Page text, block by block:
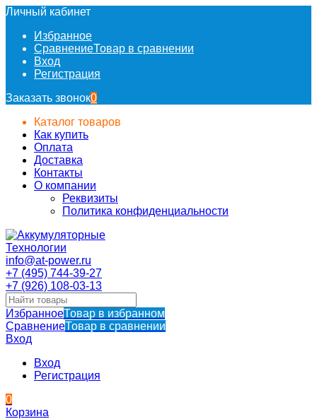
Личный кабинет
Избранное
СравнениеТовар в сравнении
Вход
Регистрация
Заказать звонок0
Каталог товаров
Как купить
Оплата
Доставка
Контакты
О компании
Реквизиты
Политика конфиденциальности
info@at-power.ru
+7 (495) 744-39-27
+7 (926) 108-03-13
ИзбранноеТовар в избранном
СравнениеТовар в сравнении
Вход
Вход
Регистрация
0
Корзина